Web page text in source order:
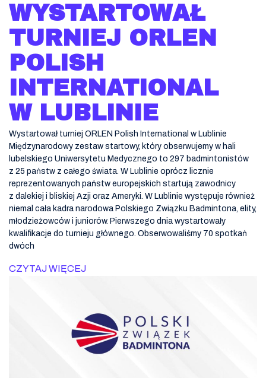
WYSTARTOWAŁ
TURNIEJ ORLEN
POLISH
INTERNATIONAL
W LUBLINIE
Wystartował turniej ORLEN Polish International w Lublinie
Międzynarodowy zestaw startowy, który obserwujemy w hali
lubelskiego Uniwersytetu Medycznego to 297 badmintonistów
z 25 państw z całego świata. W Lublinie oprócz licznie
reprezentowanych państw europejskich startują zawodnicy
z dalekiej i bliskiej Azji oraz Ameryki. W Lublinie występuje również
niemal cała kadra narodowa Polskiego Związku Badmintona, elity,
młodzieżowców i juniorów. Pierwszego dnia wystartowały
kwalifikacje do turnieju głównego. Obserwowaliśmy 70 spotkań
dwóch
CZYTAJ WIĘCEJ